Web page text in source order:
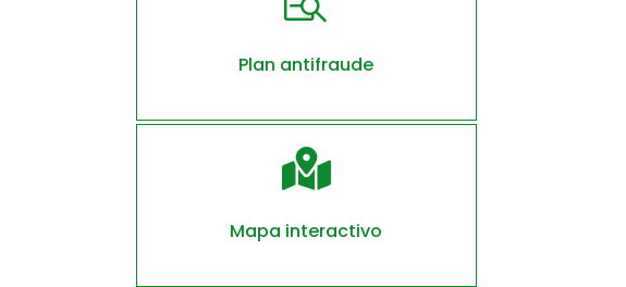
Plan antifraude

Mapa interactivo